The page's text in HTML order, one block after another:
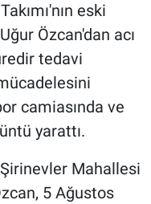
eski
Özcan'dan acı
tedavi
camiasında ve
yarattı.
Mahallesi
5 Ağustos